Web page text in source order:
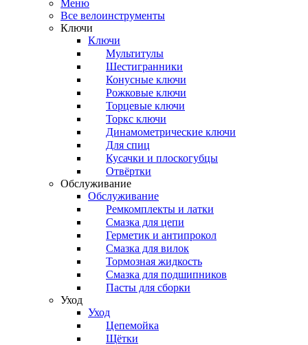
Меню
Все велоинструменты
Ключи
Ключи
Мультитулы
Шестигранники
Конусные ключи
Рожковые ключи
Торцевые ключи
Торкс ключи
Динамометрические ключи
Для спиц
Кусачки и плоскогубцы
Отвёртки
Обслуживание
Обслуживание
Ремкомплекты и латки
Смазка для цепи
Герметик и антипрокол
Смазка для вилок
Тормозная жидкость
Смазка для подшипников
Пасты для сборки
Уход
Уход
Цепемойка
Щётки